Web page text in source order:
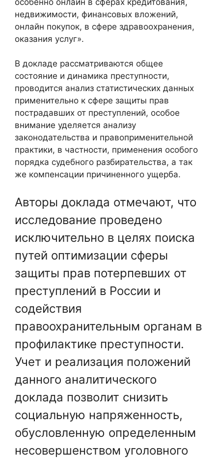
недвижимости, финансовых вложений,
онлайн покупок, в сфере здравоохранения,
оказания услуг».
В докладе рассматриваются общее
состояние и динамика преступности,
проводится анализ статистических данных
применительно к сфере защиты прав
пострадавших от преступлений, особое
внимание уделяется анализу
законодательства и правоприменительной
практики, в частности, применения особого
порядка судебного разбирательства, а так
же компенсации причиненного ущерба.
Авторы доклада отмечают, что
исследование проведено
исключительно в целях поиска
путей оптимизации сферы
защиты прав потерпевших от
преступлений в России и
содействия
правоохранительным органам в
профилактике преступности.
Учет и реализация положений
данного аналитического
доклада позволит снизить
социальную напряженность,
обусловленную определенным
несовершенством уголовного